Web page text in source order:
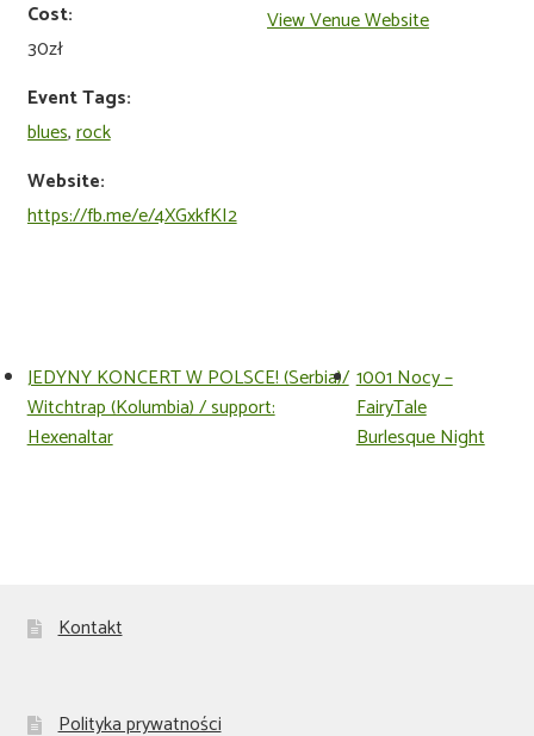
Cost:
30zł
Event Tags:
blues,rock
Website:
https://fb.me/e/4XGxkfKI2
View Venue Website
JEDYNY KONCERT W POLSCE! (Serbia)/
Witchtrap (Kolumbia) / support:
Hexenaltar
1001 Nocy –
FairyTale
Burlesque Night
Kontakt
Polityka prywatności